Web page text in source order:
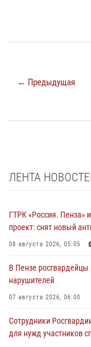
← Предыдущая
ЛЕНТА
ГТРК «Россия. Пенза»
проект: снят новый
08 августа 2026, 05:05
В Пензе
нарушителей
07 августа 2026, 06:00
Сотрудники
для нужд участников